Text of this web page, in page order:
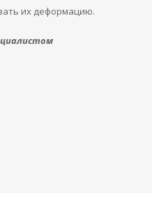
их деформацию.